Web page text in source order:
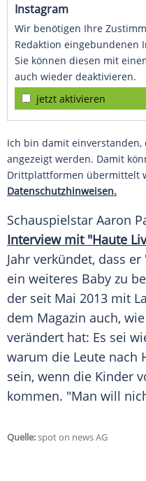
Instagram
Wir benötigen Ihre
Redaktion eingebundenen
Sie können diesen mit
auch wieder deaktivieren.
jetzt aktivieren
Ich bin damit
angezeigt werden. Damit
Drittplattformen übermittelt
Datenschutzhinweisen.
Schauspielstar Aaron
Interview mit "Haute
Jahr verkündet, dass
ein weiteres Baby zu
der seit Mai 2013 mit
dem Magazin auch,
verändert hat: Es sei
warum die Leute nach
sein, wenn die Kinder
kommen. "Man will
Quelle:spot on news AG